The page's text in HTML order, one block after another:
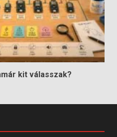
kit válasszak?